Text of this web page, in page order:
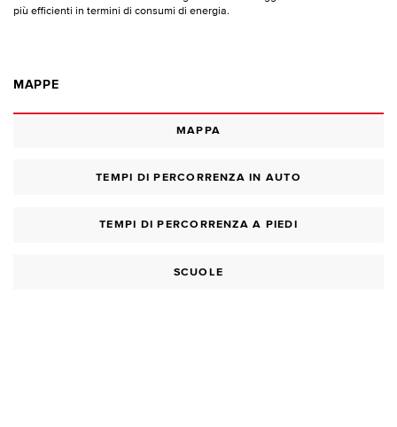
più efficienti in termini di consumi di energia.
MAPPE
MAPPA
TEMPI DI PERCORRENZA IN AUTO
TEMPI DI PERCORRENZA A PIEDI
SCUOLE